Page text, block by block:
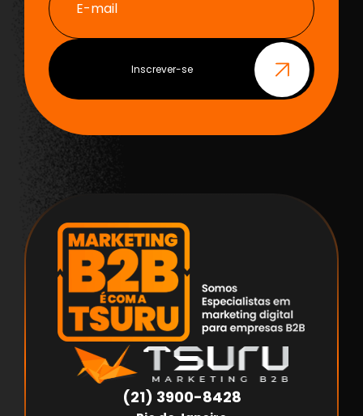
E-mail
Inscrever-se
(21) 3900-8428